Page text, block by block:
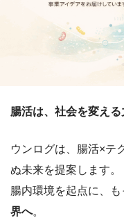
腸活は、社会を変える
ウンログは、腸活×テ
ぬ未来を提案します。
腸内環境を起点に、も
界へ。